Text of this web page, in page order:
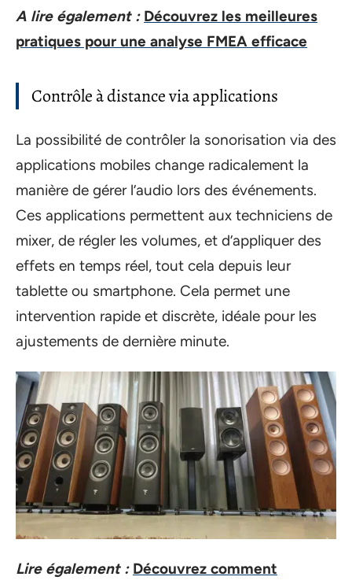
A lire également : Découvrez les meilleures
pratiques pour une analyse FMEA efficace
Contrôle à distance via applications
La possibilité de contrôler la sonorisation via des
applications mobiles change radicalement la
manière de gérer l’audio lors des événements.
Ces applications permettent aux techniciens de
mixer, de régler les volumes, et d’appliquer des
effets en temps réel, tout cela depuis leur
tablette ou smartphone. Cela permet une
intervention rapide et discrète, idéale pour les
ajustements de dernière minute.
Lire également : Découvrez comment